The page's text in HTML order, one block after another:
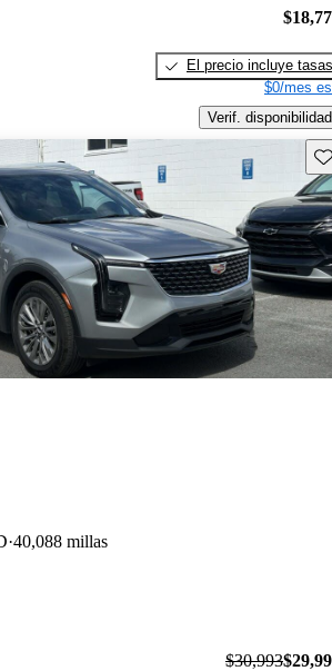
El precio incluye tasas
$0/mes
Verif. disponibilidad
40,088 millas
$30,993